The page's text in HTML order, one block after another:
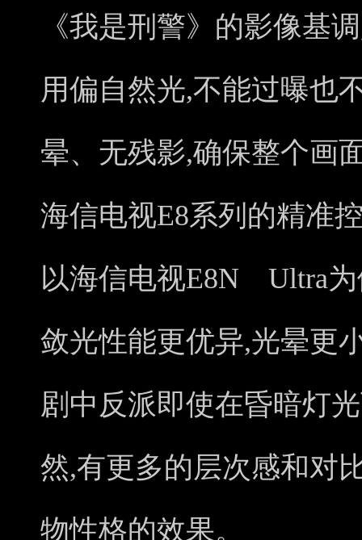
《我是刑警》的影像基
用偏自然光,不能过曝也
晕、无残影,确保整个画
海信电视E8系列的精准
以海信电视E8N Ultra为
敛光性能更优异,光晕更
剧中反派即使在昏暗灯
然,有更多的层次感和对
物性格的效果。